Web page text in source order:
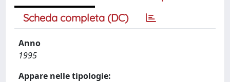
Scheda completa (DC)
Anno
1995
Appare nelle tipologie: